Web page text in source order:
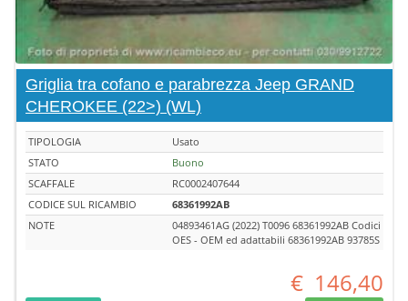
Griglia tra cofano e parabrezza Jeep GRAND
CHEROKEE (22>) (WL)
TIPOLOGIA
Usato
STATO
Buono
SCAFFALE
RC0002407644
CODICE SUL RICAMBIO
68361992AB
NOTE
04893461AG (2022) T0096 68361992AB Codici
OES - OEM ed adattabili 68361992AB 93785S
€ 146,40